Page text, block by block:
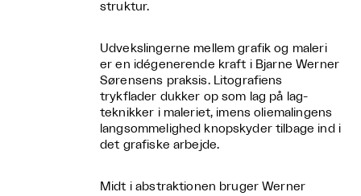
struktur.
Udvekslingerne mellem grafik og maleri
er en idégenerende kraft i Bjarne Werner
Sørensens praksis. Litografiens
trykflader dukker op som lag på lag-
teknikker i maleriet, imens oliemalingens
langsommelighed knopskyder tilbage ind i
det grafiske arbejde.
Midt i abstraktionen bruger Werner